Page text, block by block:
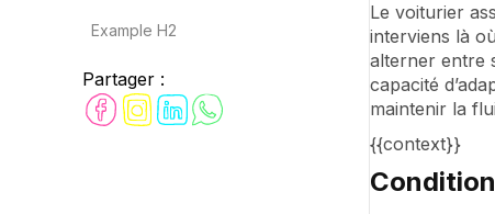
Example H2
Partager :
Le voiturier
interviens là
alterner entre
capacité
maintenir la
{{context}}